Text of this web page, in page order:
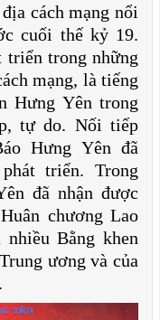
cách mạng nổi
cuối thế kỷ 19.
triển trong những
mạng, là tiếng
Hưng Yên trong
tự do. Nối tiếp
Hưng Yên đã
triển. Trong
đã nhận được
chương Lao
Bằng khen
ương và của